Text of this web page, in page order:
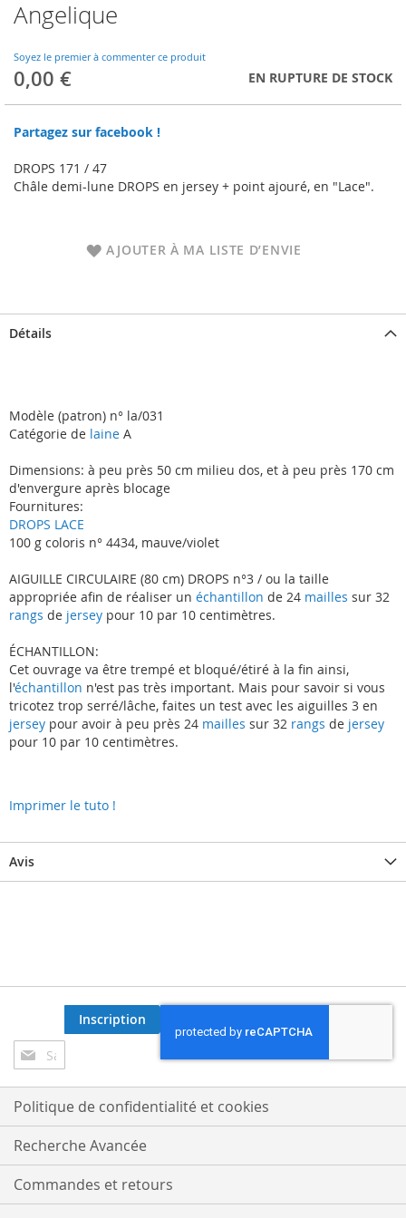
Angelique
Soyez le premier à commenter ce produit
0,00 € EN RUPTURE DE STOCK
Partagez sur facebook !
DROPS 171 / 47
Châle demi-lune DROPS en jersey + point ajouré, en "Lace".
AJOUTER À MA LISTE D’ENVIE
Skip
to
beginning
of
the
gallery
Détails
Modèle (patron) n° la/031
Catégorie de laine A
Dimensions: à peu près 50 cm milieu dos, et à peu près 170 cm
d'envergure après blocage
Fournitures:
DROPS LACE
100 g coloris n° 4434, mauve/violet
AIGUILLE CIRCULAIRE (80 cm) DROPS n°3 / ou la taille
appropriée afin de réaliser un échantillon de 24 mailles sur 32
rangs de jersey pour 10 par 10 centimètres.
ÉCHANTILLON:
Cet ouvrage va être trempé et bloqué/étiré à la fin ainsi,
l'échantillon n'est pas très important. Mais pour savoir si vous
tricotez trop serré/lâche, faites un test avec les aiguilles 3 en
jersey pour avoir à peu près 24 mailles sur 32 rangs de jersey
pour 10 par 10 centimètres.
Imprimer le tuto !
Avis
Inscription
à
notre
lettre
d’information
:
Inscription
Politique de confidentialité et cookies
Recherche Avancée
Commandes et retours